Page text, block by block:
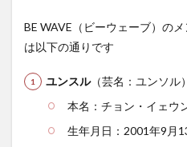
BE WAVE（ビーウェーブ）の
は以下の通りです
ユンスル（芸名：ユンソル）
本名：チョン・イェウ
生年月日：2001年9月